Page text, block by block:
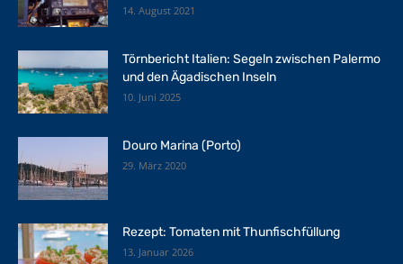
14. August 2021
Törnbericht Italien: Segeln zwischen Palermo
und den Ägadischen Inseln
10. Juni 2025
Douro Marina (Porto)
29. März 2020
Rezept: Tomaten mit Thunfischfüllung
13. Januar 2026